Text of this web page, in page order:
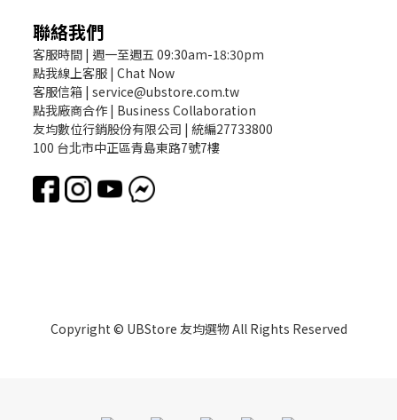
聯絡我們
客服時間 | 週一至週五 09:30am-18:30pm
點我線上客服 | Chat Now
客服信箱 | service@ubstore.com.tw
點我廠商合作 | Business Collaboration
友均數位行銷股份有限公司 | 統編27733800
100 台北市中正區青島東路7號7樓
Copyright © UBStore 友均選物 All Rights Reserved